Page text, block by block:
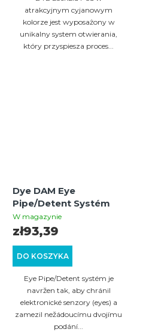
atrakcyjnym cyjanowym
kolorze jest wyposażony w
unikalny system otwierania,
który przyspiesza proces...
Dye DAM Eye
Pipe/Detent Systém
W magazynie
DO KOSZYKA
zł93,39
Eye Pipe/Detent systém je
navržen tak, aby chránil
elektronické senzory (eyes) a
zamezil nežádoucímu dvojímu
podání...